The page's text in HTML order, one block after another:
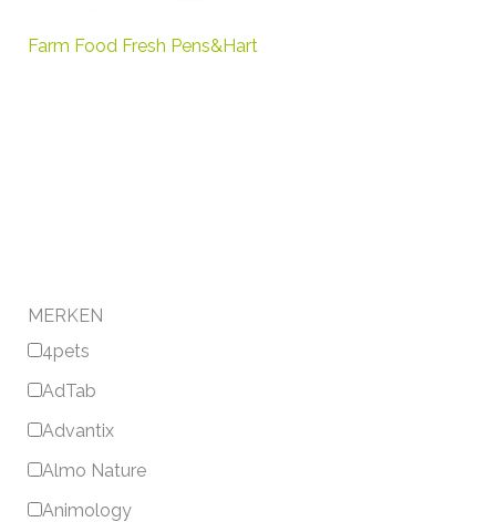
Farm Food Fresh Pens&Hart
MERKEN
4pets
AdTab
Advantix
Almo Nature
Animology